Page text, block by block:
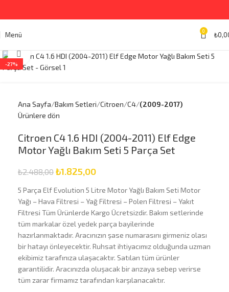
Menü 0 ₺
-27%
Büyütmek için tıklayın
Ana Sayfa Bakım Setleri Citroen C4 (2009-2017)
Ürünlere dön
Citroen C4 1.6 HDI (2004-2011) Elf Edge
Motor Yağlı Bakım Seti 5 Parça Set
₺2.488,00 ₺1.825,00
5 Parça Elf Evolution 5 Litre Motor Yağlı Bakım Seti Motor
Yağı – Hava Filtresi – Yağ Filtresi – Polen Filtresi – Yakıt
Filtresi Tüm Ürünlerde Kargo Ücretsizdir. Bakım setlerinde
tüm markalar özel yedek parça bayilerinde
hazırlanmaktadır. Aracınızın şase numarasını girmeniz olası
bir hatayı önleyecektir. Ruhsat ihtiyacımız olduğunda uzman
ekibimiz tarafınıza ulaşacaktır. Satılan tüm ürünler
garantilidir. Aracınızda oluşacak bir arızaya sebep verirse
tüm zarar firmamız tarafından karşılanacaktır.